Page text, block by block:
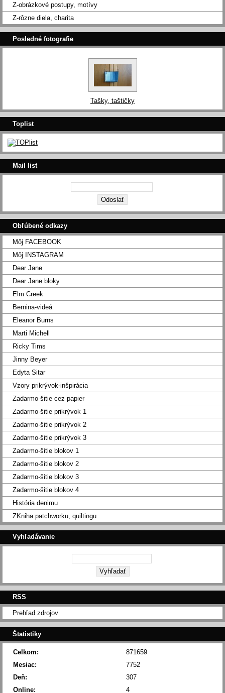
Z-obrázkové postupy, motívy
Z-rôzne diela, charita
Posledné fotografie
Tašky, taštičky
Toplist
Mail list
Obľúbené odkazy
Môj FACEBOOK
Môj INSTAGRAM
Dear Jane
Dear Jane bloky
Elm Creek
Bernina-videá
Eleanor Burns
Marti Michell
Ricky Tims
Jinny Beyer
Edyta Sitar
Vzory prikrývok-inšpirácia
Zadarmo-šitie cez papier
Zadarmo-šitie prikrývok 1
Zadarmo-šitie prikrývok 2
Zadarmo-šitie prikrývok 3
Zadarmo-šitie blokov 1
Zadarmo-šitie blokov 2
Zadarmo-šitie blokov 3
Zadarmo-šitie blokov 4
História denimu
ZKniha patchworku, quiltingu
Vyhľadávanie
RSS
Prehľad zdrojov
Štatistiky
Online: 4
Celkom:
871659
Mesiac:
7752
Deň:
307